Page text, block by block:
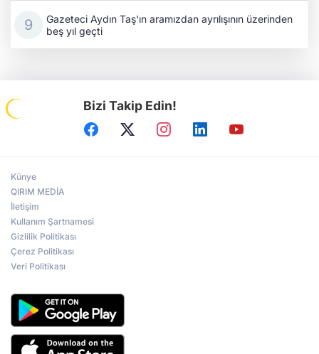
Gazeteci Aydın Taş'ın aramızdan ayrılışının üzerinden
beş yıl geçti
Bizi Takip Edin!
Künye
QIRIM MEDİA
İletişim
Kullanım Şartnamesi
Gizlilik Politikası
Çerez Politikası
Veri Politikası